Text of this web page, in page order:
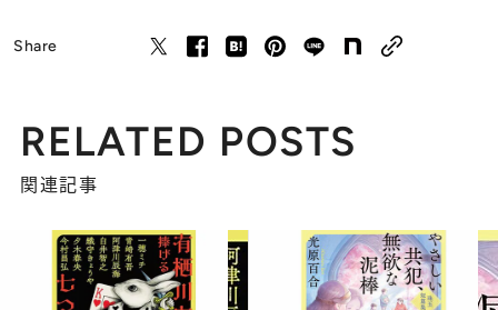
Share
RELATED POSTS
関連記事